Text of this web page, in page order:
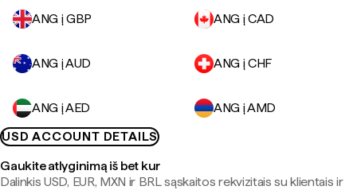
ANG į GBP ANG į CAD
ANG į AUD ANG į CHF
ANG į AED
ANG į AMD
USD ACCOUNT DETAILS
Gaukite atlyginimą iš bet kur
Dalinkis USD, EUR, MXN ir BRL sąskaitos rekvizitais su klientais ir